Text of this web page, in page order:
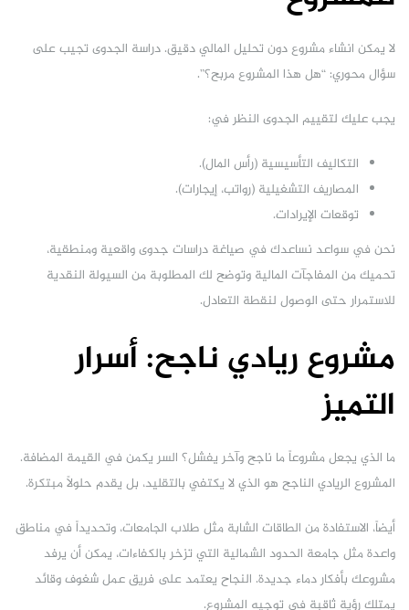
لا يمكن انشاء مشروع دون تحليل المالي دقيق. دراسة الجدوى تجيب على
سؤال محوري: “هل هذا المشروع مربح؟”.
يجب عليك لتقييم الجدوى النظر في:
التكاليف التأسيسية (رأس المال).
المصاريف التشغيلية (رواتب، إيجارات).
توقعات الإيرادات.
نحن في سواعد نساعدك في صياغة دراسات جدوى واقعية ومنطقية،
تحميك من المفاجآت المالية وتوضح لك المطلوبة من السيولة النقدية
للاستمرار حتى الوصول لنقطة التعادل.
مشروع ريادي ناجح: أسرار
التميز
ما الذي يجعل مشروعاً ما ناجح وآخر يفشل؟ السر يكمن في القيمة المضافة.
المشروع الريادي الناجح هو الذي لا يكتفي بالتقليد، بل يقدم حلولاً مبتكرة.
أيضاً، الاستفادة من الطاقات الشابة مثل طلاب الجامعات، وتحديداً في مناطق
واعدة مثل جامعة الحدود الشمالية التي تزخر بالكفاءات، يمكن أن يرفد
مشروعك بأفكار دماء جديدة. النجاح يعتمد على فريق عمل شغوف وقائد
يمتلك رؤية ثاقبة في توجيه المشروع.